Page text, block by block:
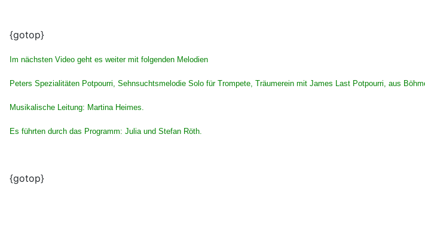
{gotop}
Im nächsten Video geht es weiter mit folgenden Melodien
Peters Spezialitäten Potpourri, Sehnsuchtsmelodie Solo für Trompete, Träumerein mit James Last Potpourri, aus
Musikalische Leitung: Martina Heimes.
Es führten durch das Programm: Julia und Stefan Röth.
{gotop}